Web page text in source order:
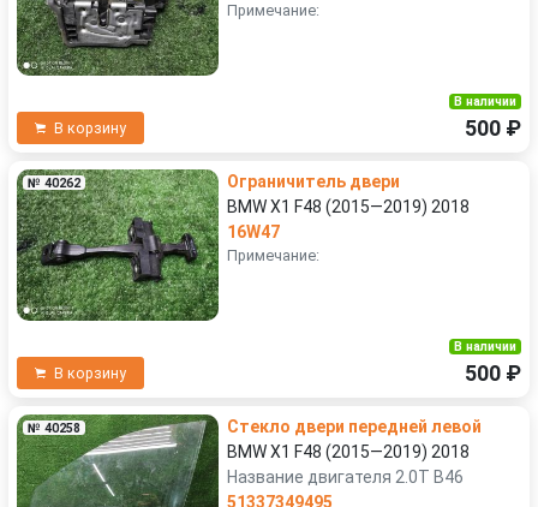
Примечание:
В корзину
В наличии
500 ₽
№ 40262
Ограничитель двери
BMW X1 F48 (2015—2019) 2018
16W47
Примечание:
В корзину
В наличии
500 ₽
№ 40258
Стекло двери передней левой
BMW X1 F48 (2015—2019) 2018
Название двигателя 2.0T B46
51337349495